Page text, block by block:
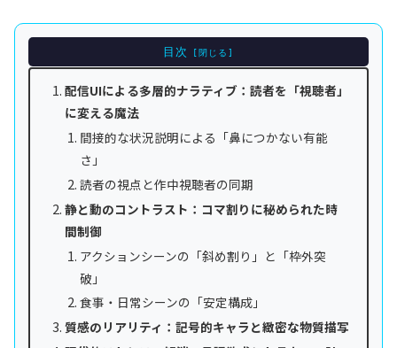
目次
配信UIによる多層的ナラティブ：読者を「視聴者」
に変える魔法
間接的な状況説明による「鼻につかない有能
さ」
読者の視点と作中視聴者の同期
静と動のコントラスト：コマ割りに秘められた時
間制御
アクションシーンの「斜め割り」と「枠外突
破」
食事・日常シーンの「安定構成」
質感のリアリティ：記号的キャラと緻密な物質描写